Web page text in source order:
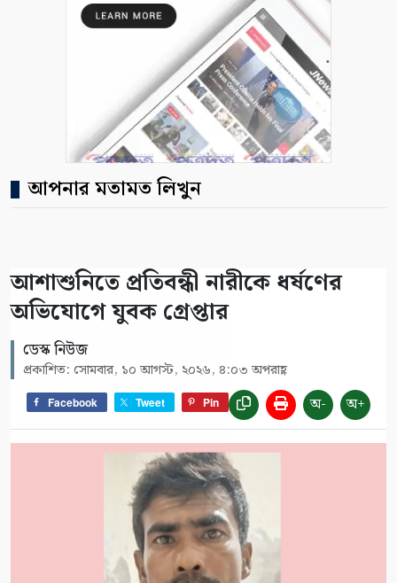
আপনার মতামত লিখুন
আশাশুনিতে প্রতিবন্ধী নারীকে ধর্ষণের
অভিযোগে যুবক গ্রেপ্তার
ডেস্ক নিউজ
প্রকাশিত: সোমবার, ১০ আগস্ট, ২০২৬, ৪:০৩ অপরাহ্ণ
Facebook Tweet Pin অ- অ+